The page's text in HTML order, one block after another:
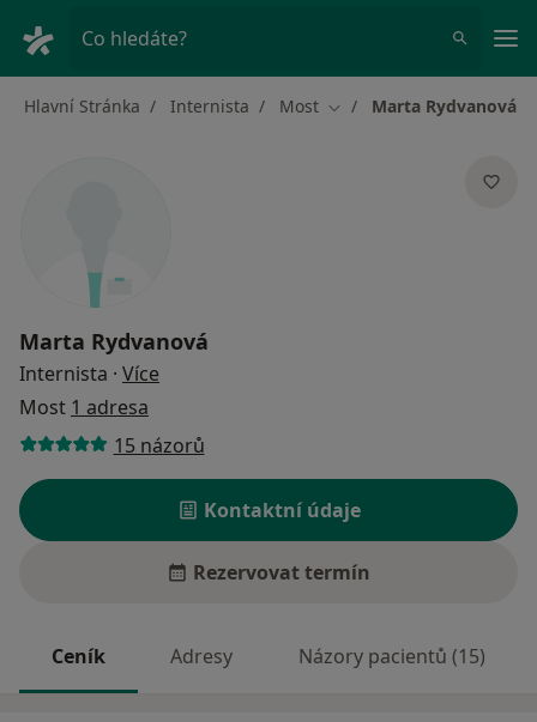
Co hledáte?
Hlavní Stránka Internista Most Změna města
Marta Rydvanová
Marta Rydvanová
Internista · Více
Most 1 adresa
15 názorů
Kontaktní údaje
Rezervovat termín
Ceník Adresy Názory pacientů (15)